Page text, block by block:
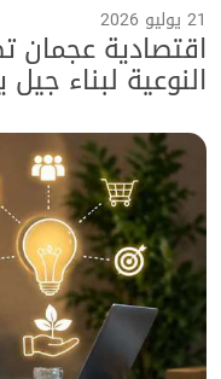
21 يوليو 2026
اقتصادية عجمان
النوعية لبناء
ضمن برنامج "صيفنا